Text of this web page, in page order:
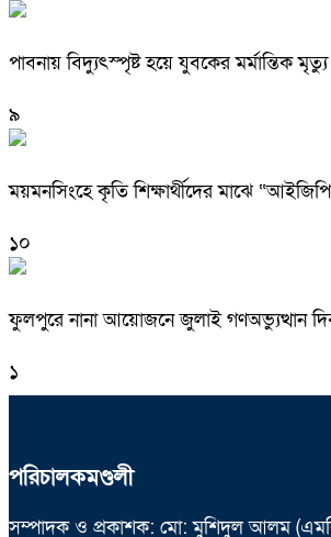
পাবনায় বিদ্যুৎস্পৃষ্ট হয়ে যুব‌কের মর্মান্তিক মৃত্যু
৯
ময়মনসিংহে কৃতি শিক্ষার্থীদের মাঝে “আইজিপি
১০
ফুলপুরে নানা আয়োজনে জুলাই গণঅভ্যুত্থান
১
পরিচালকমণ্ডলী
সম্পাদক ও প্রকাশক: মো: মুশিদুল আলম